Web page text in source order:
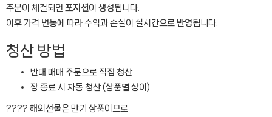
주문이 체결되면 포지션이 생성됩니다.
이후 가격 변동에 따라 수익과 손실이 실시간으로 반영됩니다.
청산 방법
반대 매매 주문으로 직접 청산
장 종료 시 자동 청산 (상품별 상이)
???? 해외선물은 만기 상품이므로